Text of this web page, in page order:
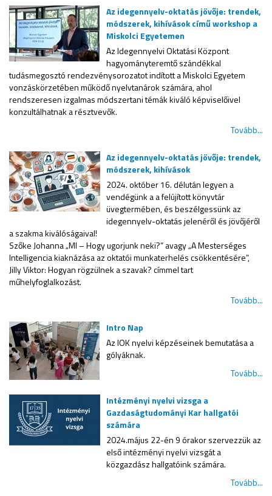
Az idegennyelv-oktatás jövője: trendek,
módszerek, kihívások című workshop a
Miskolci Egyetemen
Az Idegennyelvi Oktatási Központ
hagyományteremtő szándékkal
tudásmegosztó rendezvénysorozatot indított a Miskolci Egyetem
vonzáskörzetében működő nyelvtanárok számára, ahol
rendszeresen izgalmas módszertani témák kiváló képviselőivel
konzultálhatnak a résztvevők.
Tovább...
Az idegennyelv-oktatás jövője: trendek,
módszerek, kihívások
2024. október 16. délután legyen a
vendégünk a a felújított könyvtár
üvegtermében, és beszélgessünk az
idegennyelv-oktatás jelenéről és jövőjéről
a szakma kiválóságaival!
Szőke Johanna „MI – Hogy ugorjunk neki?” avagy „A Mesterséges
Intelligencia kiaknázása az oktatói munkaterhelés csökkentésére”,
Jilly Viktor: Hogyan rögzülnek a szavak? címmel tart
műhelyfoglalkozást.
Tovább...
Intro Nap
Az IOK nyelvi képzéseinek bemutatása a
gólyáknak.
Tovább...
Intézményi nyelvi vizsga a
Gazdaságtudományi Kar hallgatói
számára
2024.május 22-én 9 órakor szervezzük az
első intézményi nyelvi vizsgát a
közgazdász hallgatóink számára.
Tovább...